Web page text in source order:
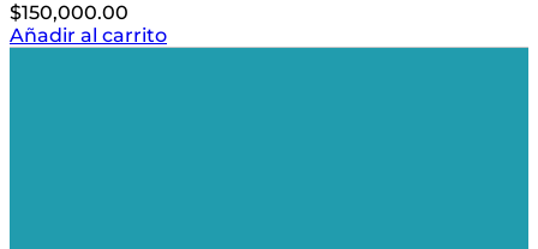
$150,000.00
Añadir al carrito